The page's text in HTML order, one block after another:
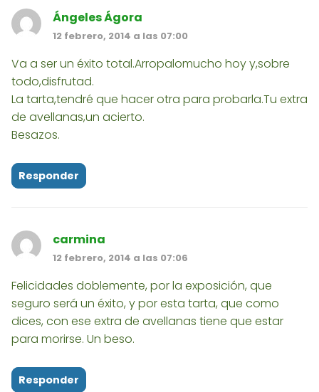
Ángeles Ágora
12 febrero, 2014 a las 07:00
Va a ser un éxito total.Arropalomucho hoy y,sobre
todo,disfrutad.
La tarta,tendré que hacer otra para probarla.Tu extra
de avellanas,un acierto.
Besazos.
Responder
carmina
12 febrero, 2014 a las 07:06
Felicidades doblemente, por la exposición, que
seguro será un éxito, y por esta tarta, que como
dices, con ese extra de avellanas tiene que estar
para morirse. Un beso.
Responder